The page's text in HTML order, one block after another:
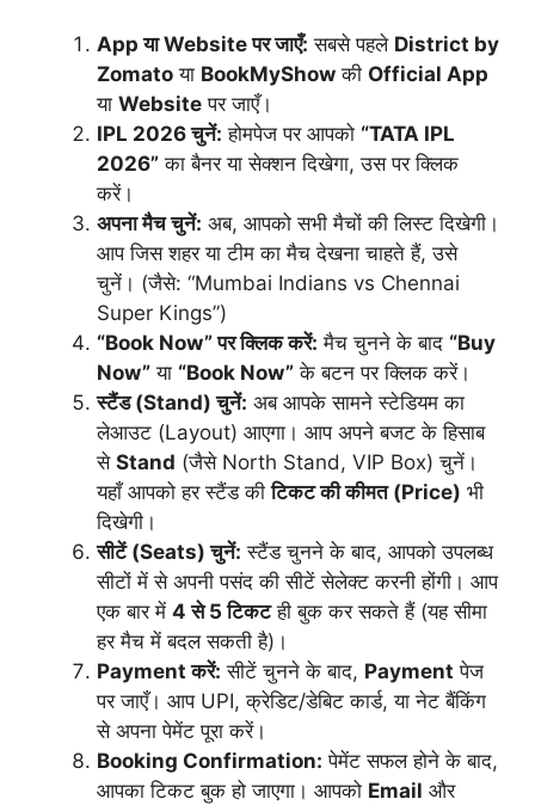
App या Website पर जाएँ: सबसे पहले District by
Zomato या BookMyShow की Official App
या Website पर जाएँ।
IPL 2026 चुनें: होमपेज पर आपको “TATA IPL
2026” का बैनर या सेक्शन दिखेगा, उस पर क्लिक
करें।
अपना मैच चुनें: अब, आपको सभी मैचों की लिस्ट दिखेगी।
आप जिस शहर या टीम का मैच देखना चाहते हैं, उसे
चुनें। (जैसे: “Mumbai Indians vs Chennai
Super Kings”)
“Book Now” पर क्लिक करें: मैच चुनने के बाद “Buy
Now” या “Book Now” के बटन पर क्लिक करें।
स्टैंड (Stand) चुनें: अब आपके सामने स्टेडियम का
लेआउट (Layout) आएगा। आप अपने बजट के हिसाब
से Stand (जैसे North Stand, VIP Box) चुनें।
यहाँ आपको हर स्टैंड कीटिकट की कीमत (Price) भी
दिखेगी।
सीटें (Seats) चुनें: स्टैंड चुनने के बाद, आपको उपलब्ध
सीटों में से अपनी पसंद की सीटें सेलेक्ट करनी होंगी। आप
एक बार में 4 से 5 टिकटही बुक कर सकते हैं (यह सीमा
हर मैच में बदल सकती है)।
Payment करें: सीटें चुनने के बाद, Payment पेज
पर जाएँ। आप UPI, क्रेडिट/डेबिट कार्ड, या नेट बैंकिंग
से अपना पेमेंट पूरा करें।
Booking Confirmation: पेमेंट सफल होने के बाद,
आपका टिकट बुक हो जाएगा। आपको Email और